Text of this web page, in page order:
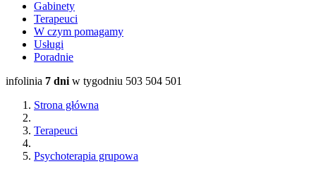
Gabinety
Terapeuci
W czym pomagamy
Usługi
Poradnie
infolinia 7 dni w tygodniu 503 504 501
Strona główna
Terapeuci
Psychoterapia grupowa